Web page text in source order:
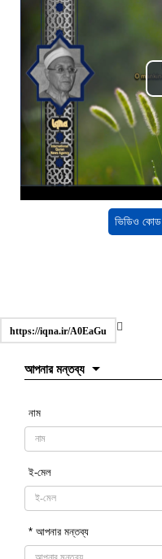
ভিডিও কোড
https://iqna.ir/A0EaGu
আপনার মন্তব্য
নাম
ই-মেল
* আপনার মন্তব্য